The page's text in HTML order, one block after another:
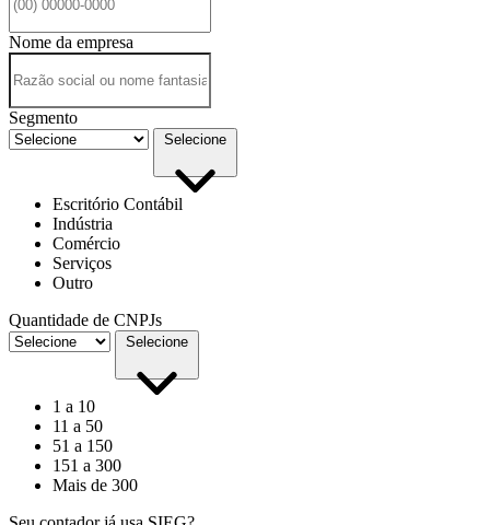
Nome da empresa
Segmento
Selecione
Escritório Contábil
Indústria
Comércio
Serviços
Outro
Quantidade de CNPJs
Selecione
1 a 10
11 a 50
51 a 150
151 a 300
Mais de 300